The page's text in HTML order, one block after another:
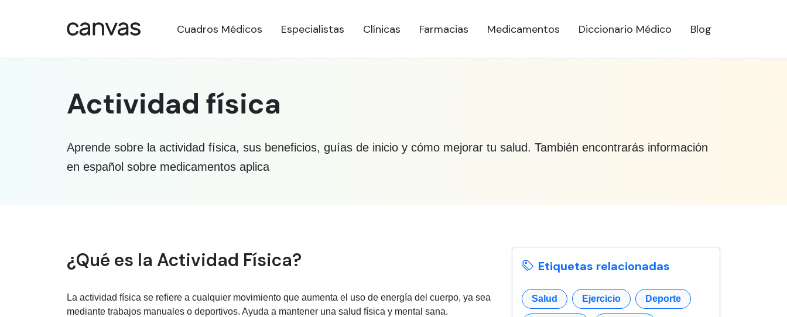
Cuadros Médicos Especialistas Clínicas Farmacias Medicamentos Diccionario Médico Blog
Actividad física
Aprende sobre la actividad física, sus beneficios, guías de inicio y cómo mejorar tu salud. También encontrarás información
en español sobre medicamentos aplica
Información médica sobre Actividad física
¿Qué es la Actividad Física?
La actividad física se refiere a cualquier movimiento que aumenta el uso de energía del cuerpo, ya sea
mediante trabajos manuales o deportivos. Ayuda a mantener una salud física y mental sana.
Etiquetas relacionadas
Salud Ejercicio Deporte